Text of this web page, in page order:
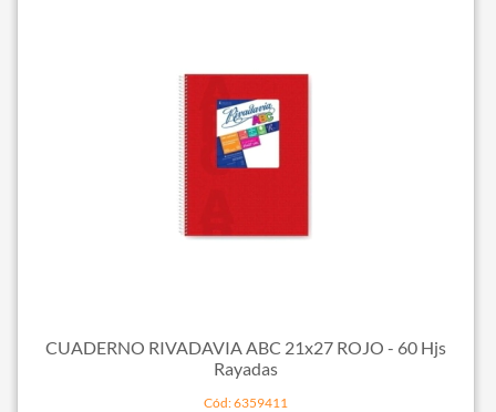
CUADERNO RIVADAVIA ABC 21x27 ROJO - 60 Hjs
Rayadas
Cód: 6359411